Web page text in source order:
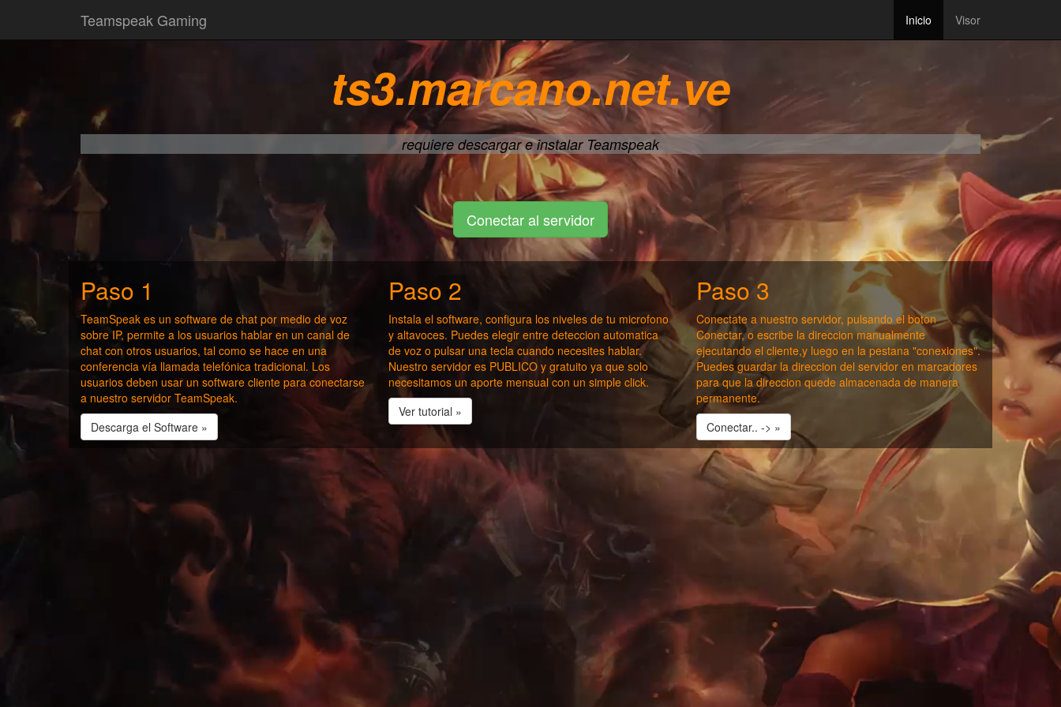
Teamspeak Gaming Inicio Visor
ts3.marcano.net.ve
requiere descargar e instalar Teamspeak
Conectar al servidor
Paso 1
TeamSpeak es un software de chat por medio de voz
sobre IP, permite a los usuarios hablar en un canal de
chat con otros usuarios, tal como se hace en una
conferencia vía llamada telefónica tradicional. Los
usuarios deben usar un software cliente para conectarse
a nuestro servidor TeamSpeak.
Descarga el Software »
Paso 2
Instala el software, configura los niveles de tu microfono
y altavoces. Puedes elegir entre deteccion automatica
de voz o pulsar una tecla cuando necesites hablar.
Nuestro servidor es PUBLICO y gratuito ya que solo
necesitamos un aporte mensual con un simple click.
Ver tutorial »
Paso 3
Conectate a nuestro servidor, pulsando el boton
Conectar, o escribe la direccion manualmente
ejecutando el cliente,y luego en la pestana "conexiones".
Puedes guardar la direccion del servidor en marcadores
para que la direccion quede almacenada de manera
permanente.
Conectar.. -> »